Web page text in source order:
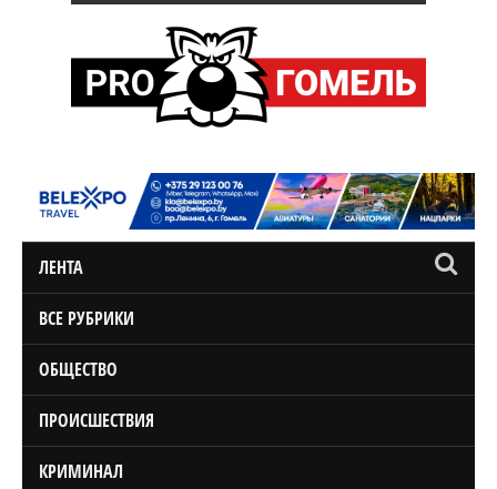
ЛЕНТА
ВСЕ РУБРИКИ
ОБЩЕСТВО
ПРОИСШЕСТВИЯ
КРИМИНАЛ